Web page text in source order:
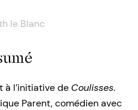
le Blanc
à l’initiative de Coulisses.
Parent, comédien avec